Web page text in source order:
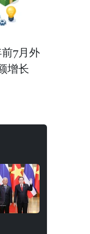
7月外
增长